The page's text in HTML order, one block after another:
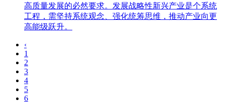
高质量发展的必然要求。发展战略性新兴产业是个系统
工程，需坚持系统观念、强化统筹思维，推动产业向更
高能级跃升。
‹
1
2
3
4
5
6